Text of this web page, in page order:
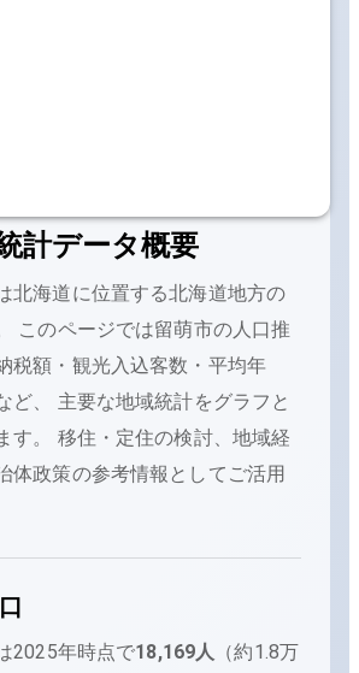
計データ概要
北海道に位置する北海道地方の
このページでは留萌市の人口推
税額・観光入込客数・平均年
ど、 主要な地域統計をグラフと
す。 移住・定住の検討、地域経
体政策の参考情報としてご活用
2025年時点で18,169人 （約1.8万